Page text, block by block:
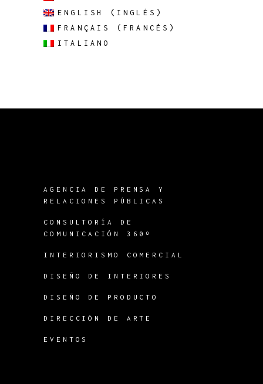
ENGLISH
( INGLÉS )
FRANÇAIS
(FRANCÉS )
ITALIANO
AGENCIA DE PRENSA Y
RELACIONES PÚBLICAS
CONSULTORÍA DE
COMUNICACIÓN 360º
INTERIORISMO COMERCIAL
DISEÑO DE INTERIORES
DISEÑO DE PRODUCTO
DIRECCIÓN DE ARTE
EVENTOS